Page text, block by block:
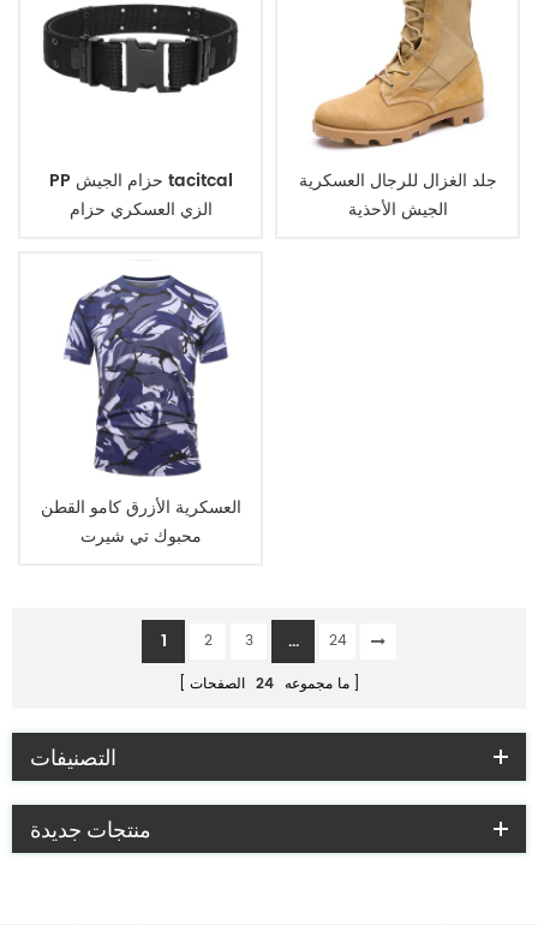
PP حزام الجيش tacitcal
الزي العسكري حزام
جلد الغزال للرجال العسكرية
الجيش الأحذية
العسكرية الأزرق كامو القطن
محبوك تي شيرت
1 2 3 ...
24
ما مجموعه 24 الصفحات
التصنيفات
منتجات جديدة